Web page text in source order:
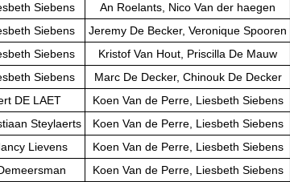
Siebens An Roelants, Nico Van der haegen
Siebens Jeremy De Becker, Veronique Spooren
Siebens Kristof Van Hout, Priscilla De Mauw
Siebens Marc De Decker, Chinouk De Decker
DE LAET
Koen Van de Perre, Liesbeth Siebens
Steylaerts
Koen Van de Perre, Liesbeth Siebens
Lievens Koen Van de Perre, Liesbeth Siebens
Koen Van de Perre, Liesbeth Siebens